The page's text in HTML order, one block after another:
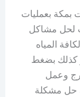
بمكة بعمليات
لحل مشاكل
المياه
كذلك بضغط
وعمل
مشكلة